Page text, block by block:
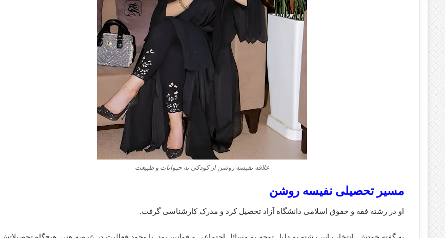
علاقه نفیسه روشن از کودکی به حیوانات و طبیعت
مسیر تحصیلی نفیسه روشن
او در رشته فقه و حقوق اسلامی دانشگاه آزاد تحصیل کرد و مدرک کارشناسی گرفت.